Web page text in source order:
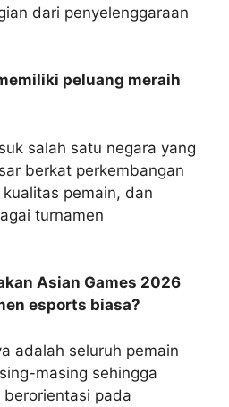
dari penyelenggaraan
peluang meraih
salah satu negara yang
berkat perkembangan
pemain, dan
turnamen
Asian Games 2026
esports biasa?
adalah seluruh pemain
masing sehingga
pada